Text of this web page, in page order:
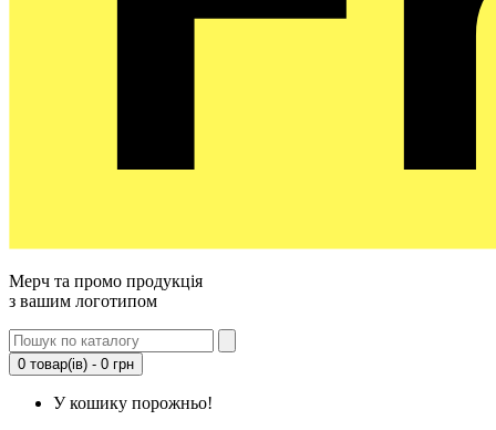
Мерч та промо продукція
з вашим логотипом
0 товар(ів) - 0 грн
У кошику порожньо!